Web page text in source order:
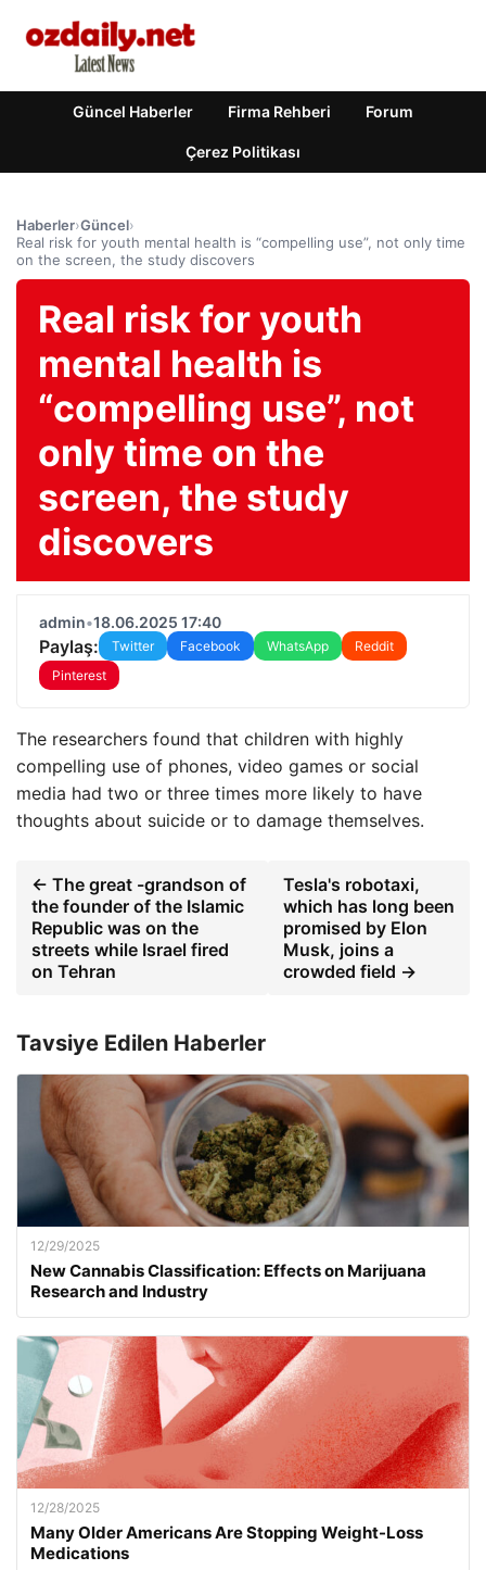
Güncel Haberler Firma Rehberi Forum
Çerez Politikası
Haberler›Güncel›
Real risk for youth mental health is “compelling use”, not only time
on the screen, the study discovers
Real risk for youth
mental health is
“compelling use”, not
only time on the
screen, the study
discovers
admin•18.06.2025 17:40
Paylaş: Twitter Facebook WhatsApp
Reddit
Pinterest
The researchers found that children with highly
compelling use of phones, video games or social
media had two or three times more likely to have
thoughts about suicide or to damage themselves.
← The great -grandson of
the founder of the Islamic
Republic was on the
streets while Israel fired
on Tehran
Tesla's robotaxi,
which has long been
promised by Elon
Musk, joins a
crowded field →
Tavsiye Edilen Haberler
12/29/2025
New Cannabis Classification: Effects on Marijuana
Research and Industry
12/28/2025
Many Older Americans Are Stopping Weight-Loss
Medications